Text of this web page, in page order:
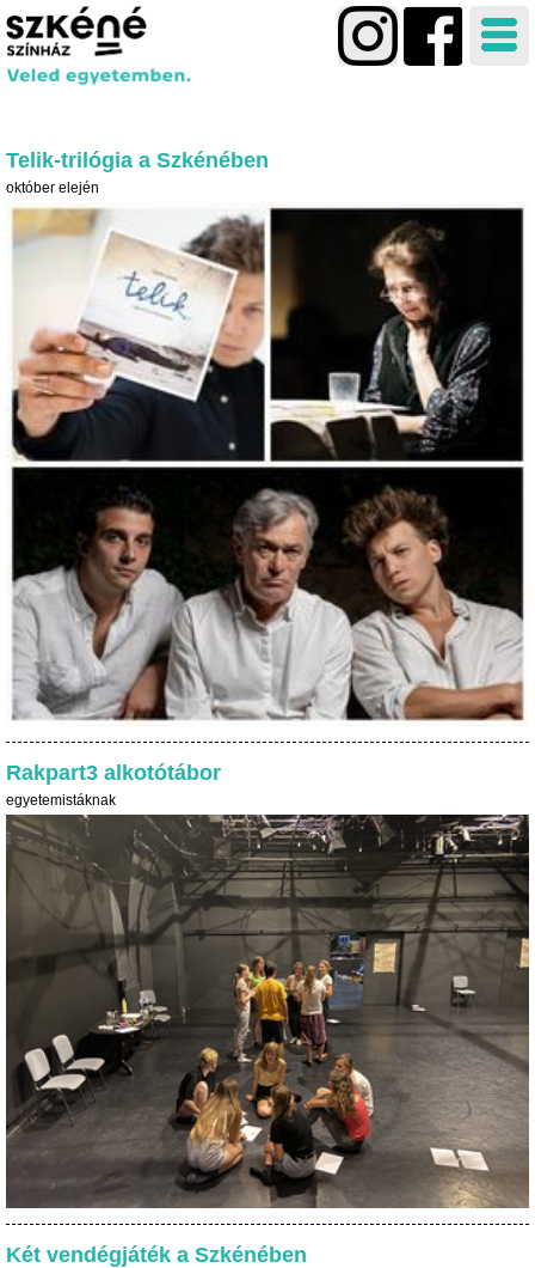
Telik-trilógia a Szkénében
október elején
Rakpart3 alkotótábor
egyetemistáknak
Két vendégjáték a Szkénében